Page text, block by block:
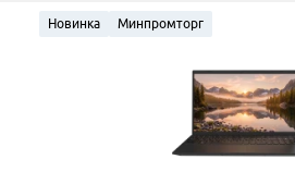
Новинка Минпромторг